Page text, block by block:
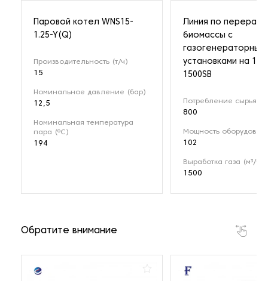
Паровой котел WNS15-
1.25-Y(Q)
Производительность (т/ч)
15
Номинальное давление (бар)
12,5
Номинальная температура
пара (ºС)
194
Линия по
биомассы с
установками на 1
1500SB
Потребление сырья
800
Мощность
102
Выработка газа (м³/ч)
1500
Обратите внимание